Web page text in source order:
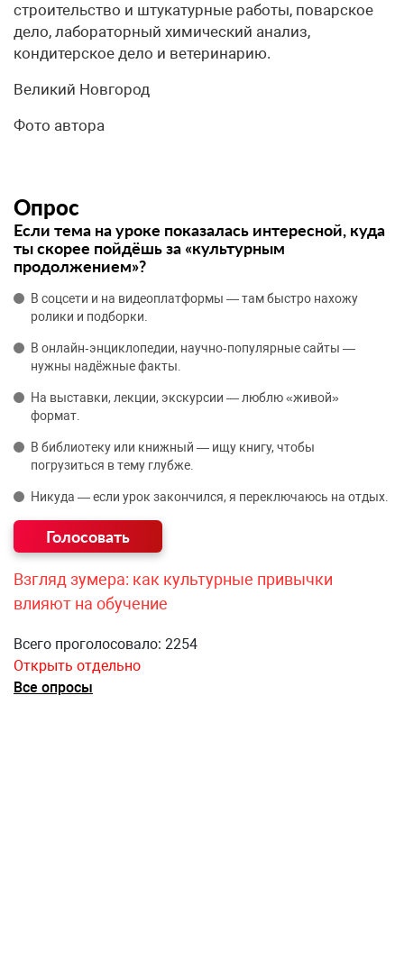
строительство и штукатурные работы, поварское
дело, лабораторный химический анализ,
кондитерское дело и ветеринарию.
Великий Новгород
Фото автора
Опрос
Если тема на уроке показалась интересной, куда
ты скорее пойдёшь за «культурным
продолжением»?
В соцсети и на видеоплатформы — там быстро нахожу
ролики и подборки.
В онлайн‑энциклопедии, научно‑популярные сайты —
нужны надёжные факты.
На выставки, лекции, экскурсии — люблю «живой»
формат.
В библиотеку или книжный — ищу книгу, чтобы
погрузиться в тему глубже.
Никуда — если урок закончился, я переключаюсь на отдых.
Взгляд зумера: как культурные привычки
влияют на обучение
Всего проголосовало: 2254
Открыть отдельно
Все опросы